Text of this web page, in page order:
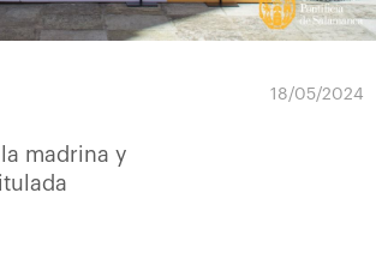
18/05/2024
madrina y